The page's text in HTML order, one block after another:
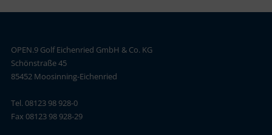
OPEN.9 Golf Eichenried GmbH & Co. KG
Schönstraße 45
85452 Moosinning-Eichenried
Tel. 08123 98 928-0
Fax 08123 98 928-29